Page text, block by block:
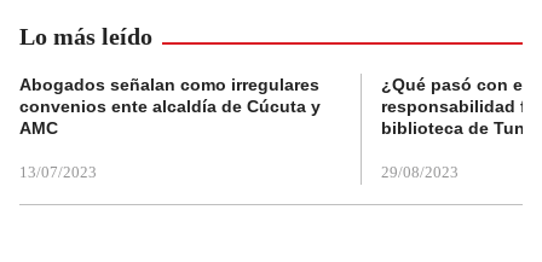
Lo más leído
Abogados señalan como irregulares
convenios ente alcaldía de Cúcuta y
AMC
13/07/2023
¿Qué pasó con el
responsabilidad
biblioteca de
29/08/2023